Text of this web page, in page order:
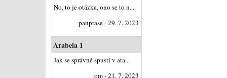
No, to je otázka, ono se to n...
panprase - 29. 7. 2023
Arabela 1
Jak se správně spustí v ata...
om - 21. 7. 2023